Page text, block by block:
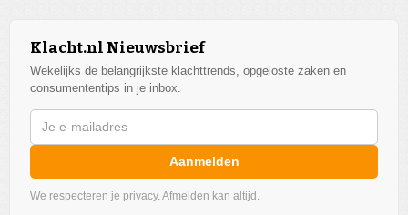
Klacht.nl Nieuwsbrief
Wekelijks de belangrijkste klachttrends, opgeloste zaken en
consumententips in je inbox.
Aanmelden
We respecteren je privacy. Afmelden kan altijd.